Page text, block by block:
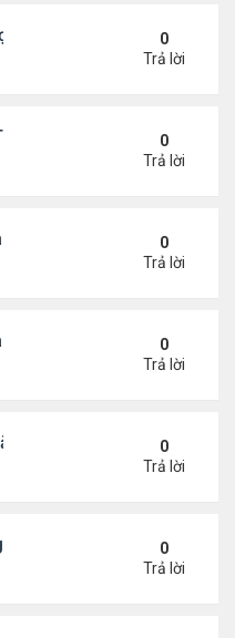
Apple và Huawei
0
Trả lời
trong kiểm phiếu lại
0
Trả lời
dự luật chặn công ty Trung
0
Trả lời
phê duyệt vaccine Pfizer
0
Trả lời
trưởng kinh tế toàn cầu
0
Trả lời
rút bớt nhân viên
0
Trả lời